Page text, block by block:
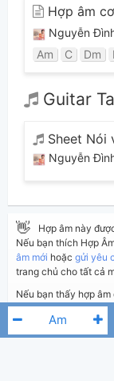
Hợp âm
Nguyễn
Am C Dm
Guitar
Sheet Nói
Nguyễn
👋 Hợp âm này
Nếu bạn thích Hợp
âm mới hoặc gửi yêu
trang chủ cho tất cả
Nếu bạn thấy hợp
góp ý bằng nútBáo lỗi
hát có sẵn và lưu
sửa hợp âm.